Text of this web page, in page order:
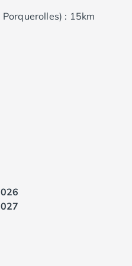
Landes
: 15km